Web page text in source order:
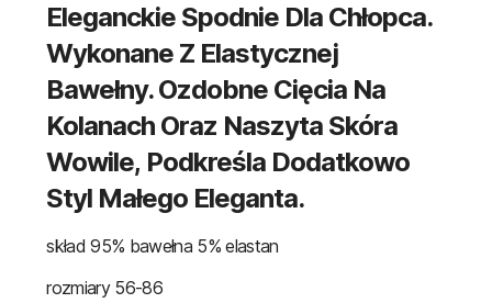
Eleganckie Spodnie Dla Chłopca.
Wykonane Z Elastycznej
Bawełny. Ozdobne Cięcia Na
Kolanach Oraz Naszyta Skóra
Wowile, Podkreśla Dodatkowo
Styl Małego Eleganta.
skład 95% bawełna 5% elastan
rozmiary 56-86